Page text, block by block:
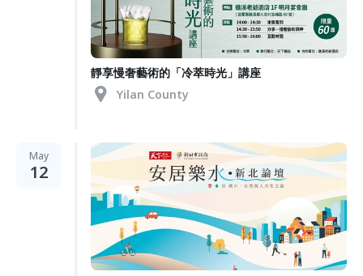
靜享慢奢藝術的「冷萃時光」講座
Yilan County
May
12